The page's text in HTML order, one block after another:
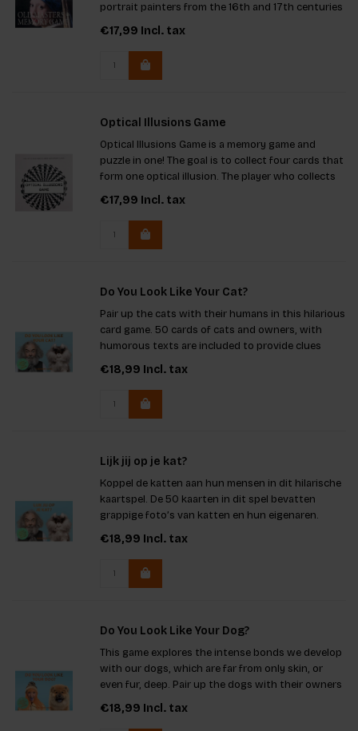
portrait painters from the 16th and 17th centuries
in one fun game. Find the portraits by Rembrandt,
Vermeer, and many more.
€17,99 Incl. tax
Optical Illusions Game
Optical Illusions Game is a memory game and
puzzle in one! The goal is to collect four cards that
form one optical illusion. The player who collects
the most optical illusions wins the game.
€17,99 Incl. tax
Do You Look Like Your Cat?
Pair up the cats with their humans in this hilarious
card game. 50 cards of cats and owners, with
humorous texts are included to provide clues
about 25 people and their furry friends!
€18,99 Incl. tax
Lijk jij op je kat?
Koppel de katten aan hun mensen in dit hilarische
kaartspel. De 50 kaarten in dit spel bevatten
grappige foto’s van katten en hun eigenaren.
€18,99 Incl. tax
Do You Look Like Your Dog?
This game explores the intense bonds we develop
with our dogs, which are far from only skin, or
even fur, deep. Pair up the dogs with their owners
in this hilarious card game.
€18,99 Incl. tax